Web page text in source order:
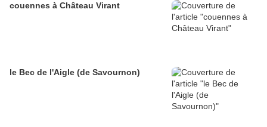
couennes à Château Virant
le Bec de l'Aigle (de Savournon)